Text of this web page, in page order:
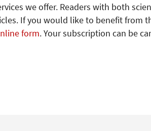
we offer. Readers with both
If you would like to benefit from
form. Your subscription can be